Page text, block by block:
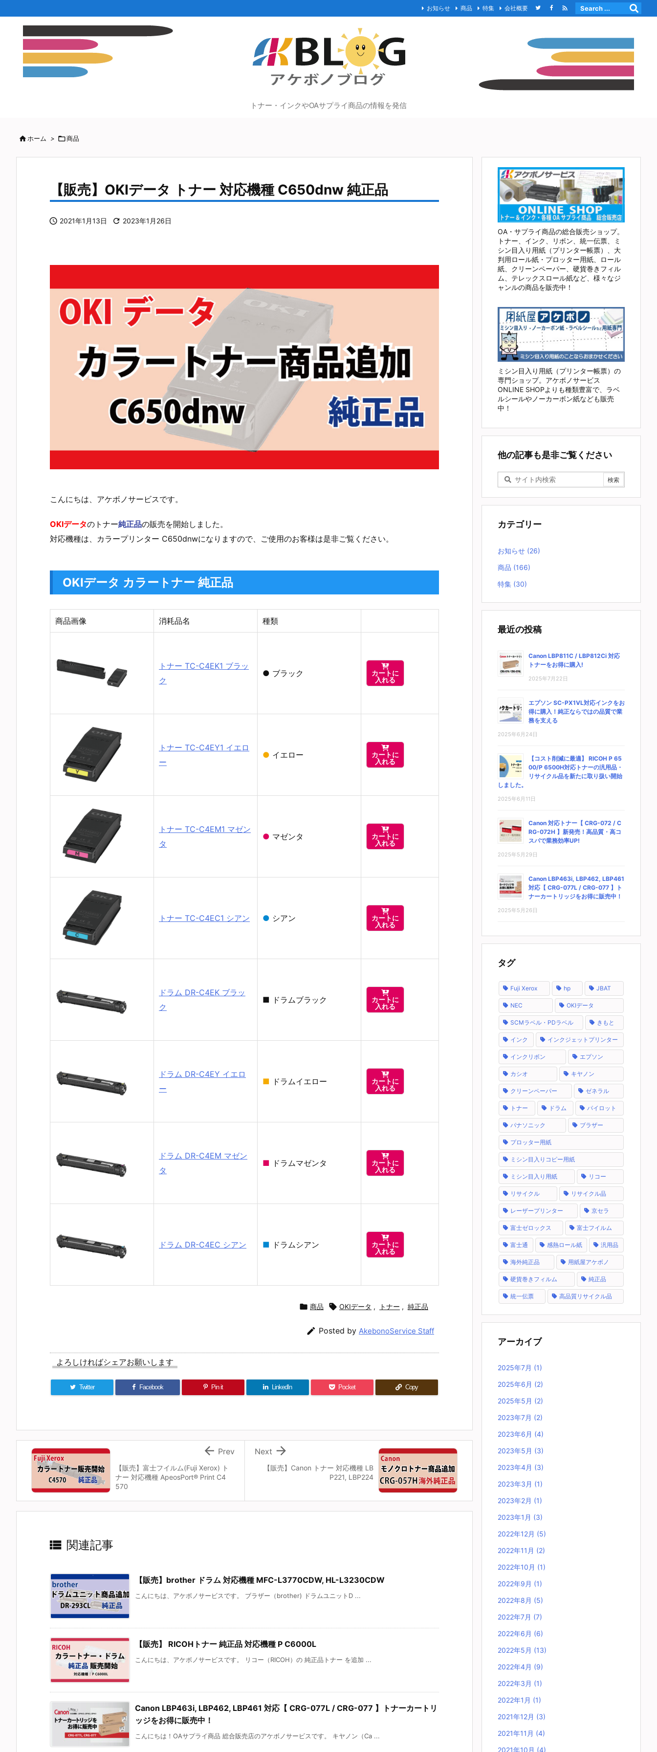
お知らせ 商品 特集 会社概要 
トナー・インクやOAサプライ商品の情報を発信
ホーム > 商品
【販売】OKIデータ トナー 対応機種 C650dnw 純正品
 2021年1月13日  2023年1月26日
こんにちは、アケボノサービスです。
OKIデータのトナー純正品の販売を開始しました。
対応機種は、カラープリンター C650dnwになりますので、ご使用のお客様は是非ご覧ください。
OKIデータ カラートナー 純正品
商品画像 消耗品名 種類
トナー TC-C4EK1 ブラッ
ク
● ブラック

カートに
入れる
トナー TC-C4EY1 イエロ
ー
● イエロー

カートに
入れる
トナー TC-C4EM1 マゼン
タ
● マゼンタ

カートに
入れる
トナー TC-C4EC1 シアン ● シアン

カートに
入れる
ドラム DR-C4EK ブラッ
ク
■ ドラムブラック

カートに
入れる
ドラム DR-C4EY イエロ
ー
■ ドラムイエロー

カートに
入れる
ドラム DR-C4EM マゼン
タ
■ ドラムマゼンタ

カートに
入れる
ドラム DR-C4EC シアン ■ ドラムシアン

カートに
入れる
 商品  OKIデータ , トナー , 純正品
 Posted by AkebonoService Staff
よろしければシェアお願いします
Twitter Facebook Pin it LinkedIn Pocket Copy
【販売】Canon トナー 対応機種 LB
P221, LBP224

Next
【販売】富士フイルム(Fuji Xerox) ト
ナー 対応機種 ApeosPort® Print C4
570
 Prev
 関連記事
【販売】brother ドラム 対応機種 MFC-L3770CDW, HL-L3230CDW
こんにちは、アケボノサービスです。 ブラザー（brother) ドラムユニットD ...
【販売】 RICOHトナー 純正品 対応機種 P C6000L
こんにちは、アケボノサービスです。 リコー（RICOH）の 純正品トナー を追加 ...
Canon LBP463i, LBP462, LBP461 対応【 CRG-077L / CRG-077 】トナーカートリ
ッジをお得に販売中！
こんにちは！OAサプライ商品 総合販売店のアケボノサービスです。 キヤノン（Ca ...
OA・サプライ商品の総合販売ショップ。
トナー、インク、リボン、統一伝票、ミ
シン目入り用紙（プリンター帳票）、大
判用ロール紙・プロッター用紙、ロール
紙、クリーンペーパー、硬貨巻きフィル
ム、テレックスロール紙など、様々なジ
ャンルの商品を販売中！
ミシン目入り用紙（プリンター帳票）の
専門ショップ。アケボノサービス
ONLINE SHOPよりも種類豊富で、ラベ
ルシールやノーカーボン紙なども販売
中！
他の記事も是非ご覧ください
カテゴリー
お知らせ (26)
商品 (166)
特集 (30)
最近の投稿
Canon LBP811C / LBP812Ci 対応
トナーをお得に購入!
2025年7月22日
エプソン SC-PX1VL対応インクをお
得に購入！純正ならではの品質で業
務を支える
2025年6月24日
【コスト削減に最適】 RICOH P 65
00/P 6500H対応トナーの汎用品・
リサイクル品を新たに取り扱い開始
しました。
2025年6月11日
Canon 対応トナー【 CRG-072 / C
RG-072H 】新発売！高品質・高コ
スパで業務効率UP!
2025年5月29日
Canon LBP463i, LBP462, LBP461
対応【 CRG-077L / CRG-077 】ト
ナーカートリッジをお得に販売中！
2025年5月26日
タグ
Fuji Xerox hp JBAT
NEC OKIデータ
SCMラベル・PDラベル きもと
インク インクジェットプリンター
インクリボン エプソン
カシオ キヤノン
クリーンペーパー ゼネラル
トナー ドラム パイロット
パナソニック ブラザー
プロッター用紙
ミシン目入りコピー用紙
ミシン目入り用紙 リコー
リサイクル リサイクル品
レーザープリンター 京セラ
富士ゼロックス 富士フイルム
富士通 感熱ロール紙 汎用品
海外純正品 用紙屋アケボノ
硬貨巻きフィルム 純正品
統一伝票 高品質リサイクル品
アーカイブ
2025年7月 (1)
2025年6月 (2)
2025年5月 (2)
2023年7月 (2)
2023年6月 (4)
2023年5月 (3)
2023年4月 (3)
2023年3月 (1)
2023年2月 (1)
2023年1月 (3)
2022年12月 (5)
2022年11月 (2)
2022年10月 (1)
2022年9月 (1)
2022年8月 (5)
2022年7月 (7)
2022年6月 (6)
2022年5月 (13)
2022年4月 (9)
2022年3月 (1)
2022年1月 (1)
2021年12月 (3)
2021年11月 (4)
2021年10月 (4)